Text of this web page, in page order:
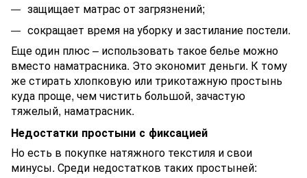
защищает матрас от загрязнений;
сокращает время на уборку и застилание постели.
Еще один плюс – использовать такое белье можно
вместо наматрасника. Это экономит деньги. К тому
же стирать хлопковую или трикотажную простынь
куда проще, чем чистить большой, зачастую
тяжелый, наматрасник.
Недостатки простыни с фиксацией
Но есть в покупке натяжного текстиля и свои
минусы. Среди недостатков таких простыней: